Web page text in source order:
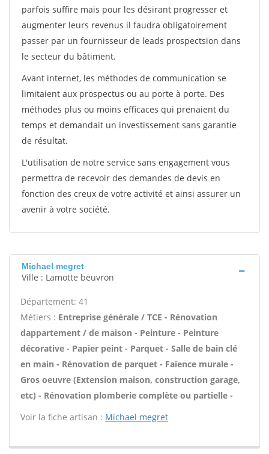
parfois suffire mais pour les désirant progresser et
augmenter leurs revenus il faudra obligatoirement
passer par un fournisseur de leads prospectsion dans
le secteur du bâtiment.
Avant internet, les méthodes de communication se
limitaient aux prospectus ou au porte à porte. Des
méthodes plus ou moins efficaces qui prenaient du
temps et demandait un investissement sans garantie
de résultat.
L'utilisation de notre service sans engagement vous
permettra de recevoir des demandes de devis en
fonction des creux de votre activité et ainsi assurer un
avenir à votre société.
Michael megret
Ville : Lamotte beuvron
Département: 41
Métiers : Entreprise générale / TCE - Rénovation
dappartement / de maison - Peinture - Peinture
décorative - Papier peint - Parquet - Salle de bain clé
en main - Rénovation de parquet - Faïence murale -
Gros oeuvre (Extension maison, construction garage,
etc) - Rénovation plomberie complète ou partielle -
Voir la fiche artisan : Michael megret